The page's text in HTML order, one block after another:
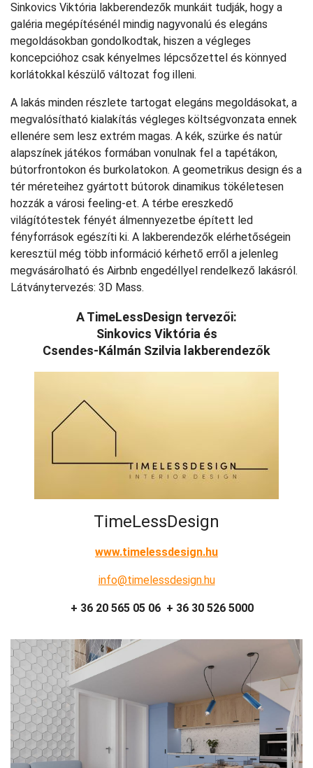
Sinkovics Viktória lakberendezők munkáit tudják, hogy a
galéria megépítésénél mindig nagyvonalú és elegáns
megoldásokban gondolkodtak, hiszen a végleges
koncepcióhoz csak kényelmes lépcsőzettel és könnyed
korlátokkal készülő változat fog illeni.
A lakás minden részlete tartogat elegáns megoldásokat, a
megvalósítható kialakítás végleges költségvonzata ennek
ellenére sem lesz extrém magas. A kék, szürke és natúr
alapszínek játékos formában vonulnak fel a tapétákon,
bútorfrontokon és burkolatokon. A geometrikus design és a
tér méreteihez gyártott bútorok dinamikus tökéletesen
hozzák a városi feeling-et. A térbe ereszkedő
világítótestek fényét álmennyezetbe épített led
fényforrások egészíti ki. A lakberendezők elérhetőségein
keresztül még több információ kérhető erről a jelenleg
megvásárolható és Airbnb engedéllyel rendelkező lakásról.
Látványtervezés: 3D Mass.
A TimeLessDesign tervezői:
Sinkovics Viktória és
Csendes-Kálmán Szilvia lakberendezők
TimeLessDesign
www.timelessdesign.hu
info@timelessdesign.hu
+ 36 20 565 05 06 + 36 30 526 5000